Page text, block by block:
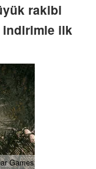
rakibi
indirimle ilk
Games